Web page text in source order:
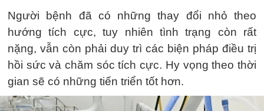
Người bệnh đã có những thay đổi nhỏ theo
hướng tích cực, tuy nhiên tình trạng còn rất
nặng, vẫn còn phải duy trì các biện pháp điều trị
hồi sức và chăm sóc tích cực. Hy vọng theo thời
gian sẽ có những tiến triển tốt hơn.